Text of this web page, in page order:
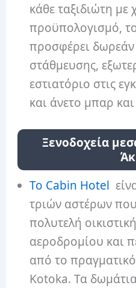
κάθε ταξιδιώτη με
προϋπολογισμό,
προσφέρει
στάθμευσης,
εστιατόριο στις
και άνετο μπαρ
Ξενοδοχεία
Το Cabin Hotel
τριών αστέρων
πολυτελή
αεροδρομίου και
από το
Kotoka. Τα